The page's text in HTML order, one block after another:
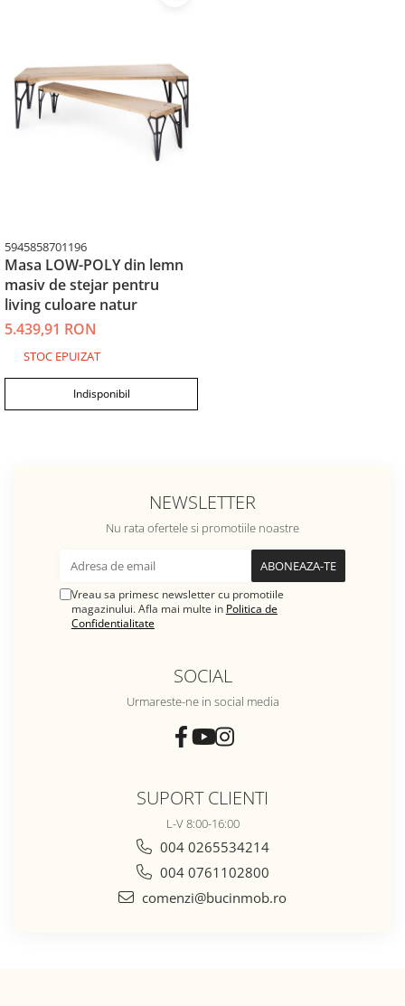
5945858701196
Masa LOW-POLY din lemn
masiv de stejar pentru
living culoare natur
5.439,91 RON
STOC EPUIZAT
Indisponibil
NEWSLETTER
Nu rata ofertele si promotiile noastre
Vreau sa primesc newsletter cu promotiile
magazinului. Afla mai multe in Politica de
Confidentialitate
SOCIAL
Urmareste-ne in social media
SUPORT CLIENTI
L-V 8:00-16:00
004 0265534214
004 0761102800
comenzi@bucinmob.ro